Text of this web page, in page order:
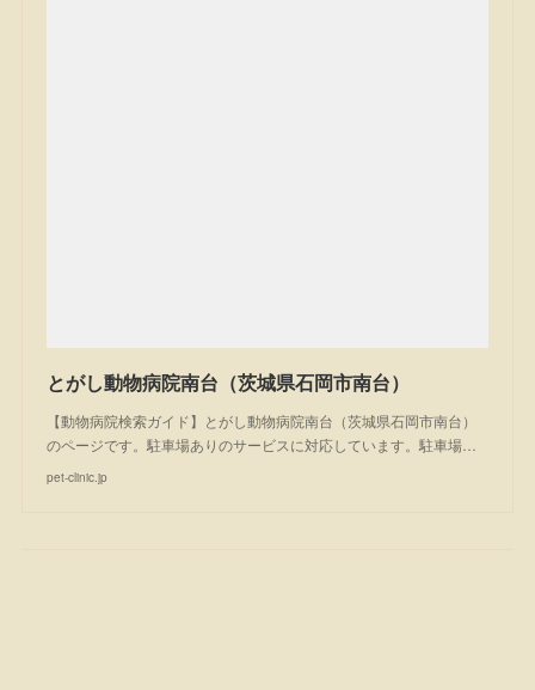
とがし動物病院南台（茨城県石岡市南台）
【動物病院検索ガイド】とがし動物病院南台（茨城県石岡市南台）
のページです。駐車場ありのサービスに対応しています。駐車場…
pet-clinic.jp